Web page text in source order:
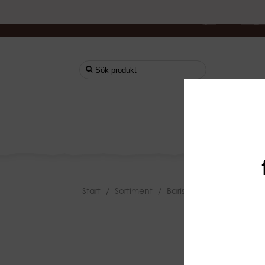
Start / Sortiment / Barista Utrustning